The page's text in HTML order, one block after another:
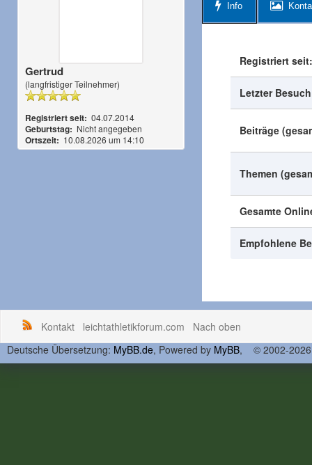
Gertrud
(langfristiger Teilnehmer)
Registriert seit: 04.07.2014
Geburtstag: Nicht angegeben
Ortszeit: 10.08.2026 um 14:10
Info
Registriert seit:
Letzter
Beiträge
Themen
Gesamte
Empfohlene
Kontakt leichtathletikforum.com
Nach oben
Deutsche Übersetzung: MyBB.de, Powered by MyBB, © 2002-